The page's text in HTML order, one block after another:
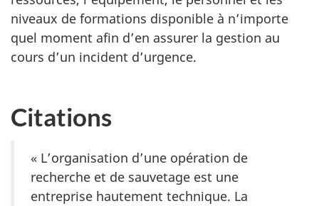
niveaux de formations disponible à n’importe
quel moment afin d’en assurer la gestion au
cours d’un incident d’urgence.
Citations
« L’organisation d’une opération de
recherche et de sauvetage est une
entreprise hautement technique. La